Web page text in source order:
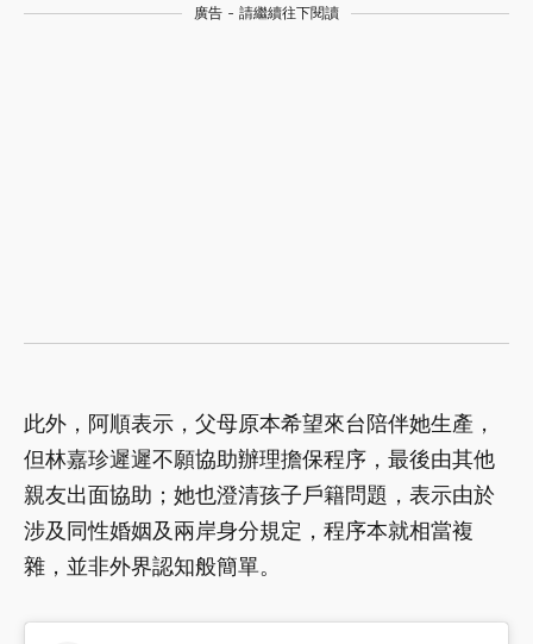
廣告 - 請繼續往下閱讀
此外，阿順表示，父母原本希望來台陪伴她生產，
但林嘉珍遲遲不願協助辦理擔保程序，最後由其他
親友出面協助；她也澄清孩子戶籍問題，表示由於
涉及同性婚姻及兩岸身分規定，程序本就相當複
雜，並非外界認知般簡單。